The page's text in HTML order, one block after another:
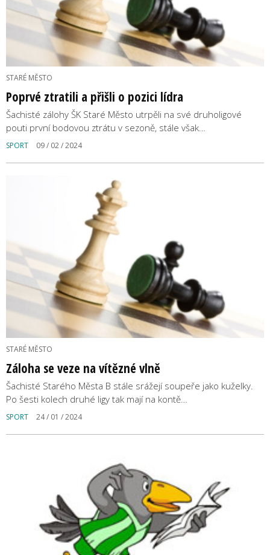
STARÉ MĚSTO
Poprvé ztratili a přišli o pozici lídra
Šachisté zálohy ŠK Staré Město utrpěli na své druholigové
pouti první bodovou ztrátu v sezoně, stále však…
SPORT 09 / 02 / 2024
STARÉ MĚSTO
Záloha se veze na vítězné vlně
Šachisté Starého Města B stále srážejí soupeře jako kuželky.
Po šesti kolech druhé ligy tak mají na kontě…
SPORT 24 / 01 / 2024